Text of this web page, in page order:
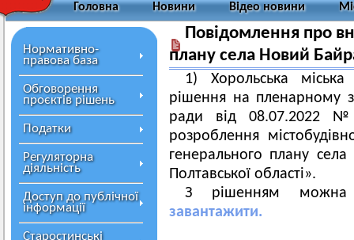
Головна Новини Відео новини
Нормативно-
правова база
Обговорення
проєктів рішень
Податки
Регуляторна
діяльність
Доступ до публічної
інформації
Старостинські
Повідомлення про
плану села Новий
1) Хорольська
рішення на пленарному
ради від 08.07.2022
розроблення
генерального плану
Полтавської області».
З рішенням можна
завантажити.